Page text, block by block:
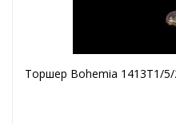
Торшер Bohemia 1413T1/5/